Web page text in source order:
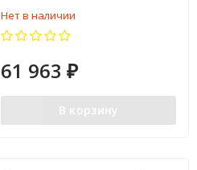
Нет в наличии
61 963₽
В корзину